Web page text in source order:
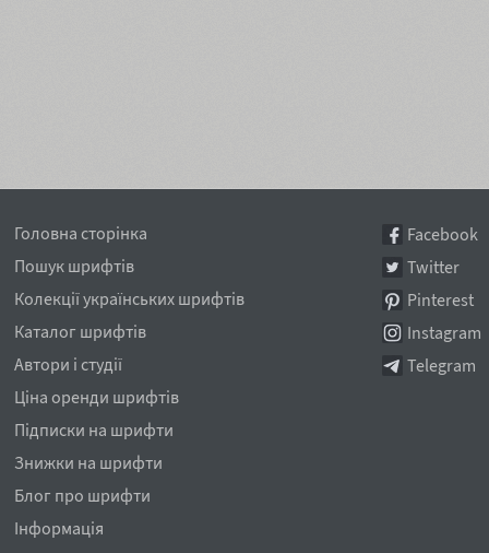
Головна сторінка
Пошук шрифтів
Колекції українських шрифтів
Каталог шрифтів
Автори і студії
Ціна оренди шрифтів
Підписки на шрифти
Знижки на шрифти
Блог про шрифти
Інформація
Facebook
Twitter
Pinterest
Instagram
Telegram